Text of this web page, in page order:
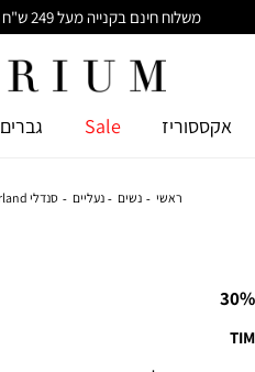
משלוח חינם בקנייה מעל 249 ש"ח (עלות משלוח החל מ-14.90 ש"ח)
אקססוריז Sale גברים
ראשי נשים נעליים סנדלי Timberland עם רצועות מוצלבות לנשים